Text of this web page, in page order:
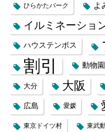
ひらかたパーク よ
イルミネーショ
ハウステンボス
割引 動物園
大分 大阪
広島 愛媛
東京ドイツ村 東武